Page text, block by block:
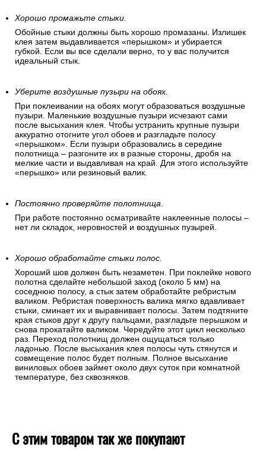
Хорошо промажьте стыки.
Обойные стыки должны быть хорошо промазаны. Излишек
клея затем выдавливается «перышком» и убирается
губкой. Если вы все сделали верно, то у вас получится
идеальный стык.
Уберите воздушные пузыри на обоях.
При поклеивании на обоях могут образоваться воздушные
пузыри. Маленькие воздушные пузыри исчезают сами
после высыхания клея. Чтобы устранить крупные пузыри
аккуратно отогните угол обоев и разгладьте полосу
«перышком». Если пузыри образовались в середине
полотнища – разгоните их в разные стороны, дробя на
мелкие части и выдавливая на край. Для этого используйте
«перышко» или резиновый валик.
Постоянно проверяйте полотнища.
При работе постоянно осматривайте наклеенные полосы –
нет ли складок, неровностей и воздушных пузырей.
Хорошо обработайте стыки полос.
Хороший шов должен быть незаметен. При поклейке нового
полотна сделайте небольшой заход (около 5 мм) на
соседнюю полосу, а стык затем обработайте ребристым
валиком. Ребристая поверхность валика мягко вдавливает
стыки, сминает их и выравнивает полосы. Затем подтяните
края стыков друг к другу пальцами, разгладьте перышком и
снова прокатайте валиком. Чередуйте этот цикл несколько
раз. Переход полотнищ должен ощущаться только
ладонью. После высыхания клея полосы чуть стянутся и
совмещение полос будет полным. Полное высыхание
виниловых обоев займет около двух суток при комнатной
температуре, без сквозняков.
С этим товаром так же покупают